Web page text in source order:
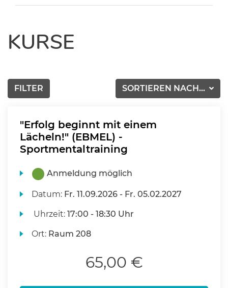
KURSE
SORTIEREN NACH...
FILTER
"Erfolg beginnt mit einem
Lächeln!" (EBMEL) -
Sportmentaltraining
Anmeldung möglich
Datum: Fr. 11.09.2026 - Fr. 05.02.2027
Uhrzeit:17:00 - 18:30 Uhr
Ort: Raum 208
65,00 €